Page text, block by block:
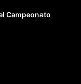
Campeonato